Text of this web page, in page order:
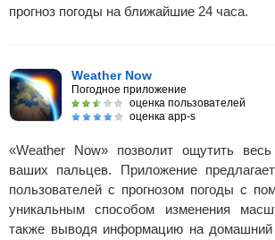
прогноз погоды на ближайшие 24 часа.
Weather Now
Погодное приложение
оценка пользователей
оценка app-s
«Weather Now» позволит ощутить
ваших пальцев. Приложение
пользователей с прогнозом погоды с
уникальным способом изменения
также выводя информацию на домашний